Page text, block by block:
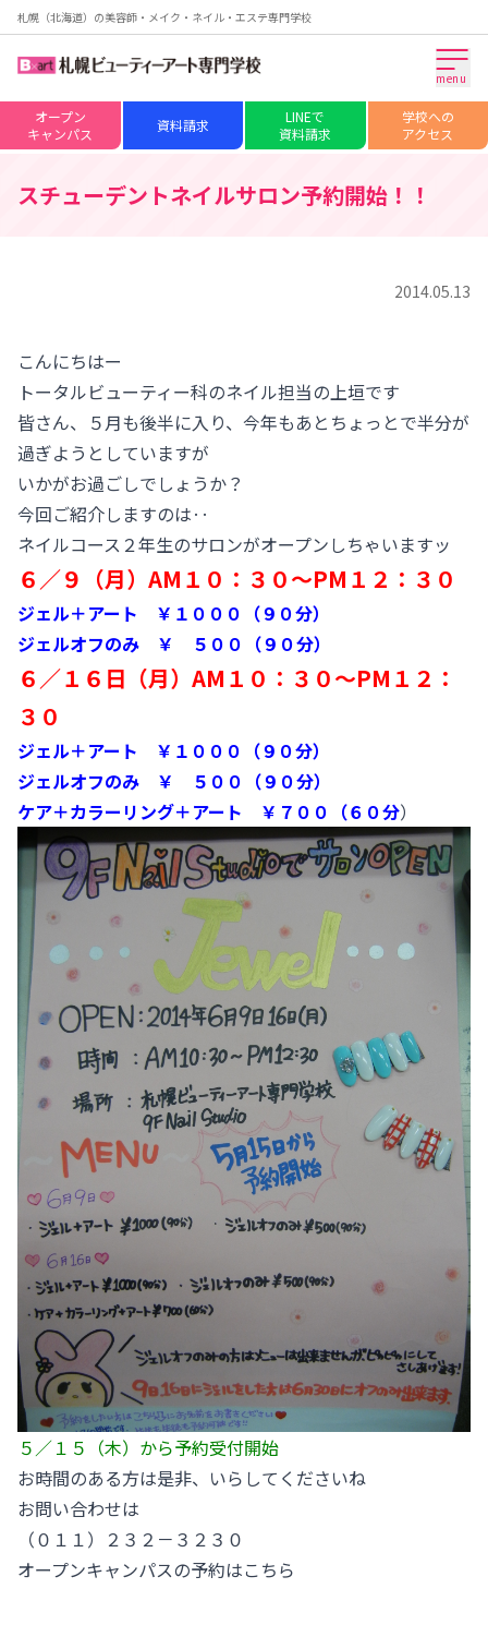
札幌（北海道）の美容師・メイク・ネイル・エステ専門学校
menu
オープン
キャンパス
資料請求
LINEで
資料請求
学校への
アクセス
スチューデントネイルサロン予約開始！！
2014.05.13
こんにちはー
トータルビューティー科のネイル担当の上垣です
皆さん、５月も後半に入り、今年もあとちょっとで半分が
過ぎようとしていますが
いかがお過ごしでしょうか？
今回ご紹介しますのは‥
ネイルコース２年生のサロンがオープンしちゃいますッ
６／９（月）AM１０：３０～PM１２：３０
ジェル＋アート ￥１０００（９０分）
ジェルオフのみ ￥ ５００（９０分）
６／１６日（月）AM１０：３０～PM１２：
３０
ジェル＋アート ￥１０００（９０分）
ジェルオフのみ ￥ ５００（９０分）
ケア＋カラーリング＋アート ￥７００（６０分）
５／１５（木）から予約受付開始
お時間のある方は是非、いらしてくださいね
お問い合わせは
（０１１）２３２－３２３０
オープンキャンパスの予約はこちら